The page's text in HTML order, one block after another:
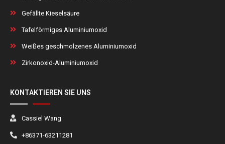
Gefällte Kieselsäure
Tafelförmiges Aluminiumoxid
Weißes geschmolzenes Aluminiumoxid
Zirkonoxid-Aluminiumoxid
KONTAKTIEREN SIE UNS
Cassiel Wang
+86371-63211281